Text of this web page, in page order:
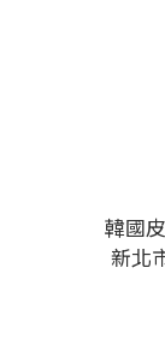
韓國
新北